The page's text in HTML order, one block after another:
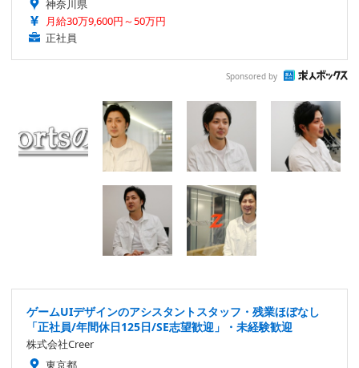
神奈川県
月給30万9,600円～50万円
正社員
Sponsored by
ゲームUIデザインのアシスタントスタッフ・残業ほぼなし
「正社員/年間休日125日/SE志望歓迎」・未経験歓迎
株式会社Creer
東京都